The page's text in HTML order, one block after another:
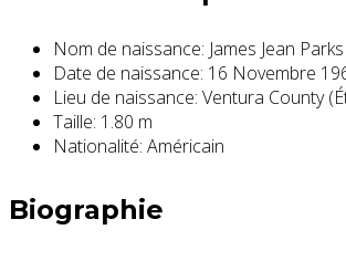
Nom de naissance: James Jean Parks
Date de naissance: 16 Novembre
Lieu de naissance: Ventura County
Taille: 1.80 m
Nationalité: Américain
Biographie